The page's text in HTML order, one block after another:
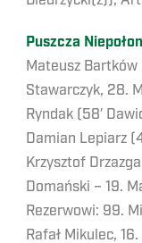
Puszcza
Mateusz Bartków
Stawarczyk, 28.
Ryndak (58′
Damian Lepiarz
Krzysztof
Domański – 19.
Rezerwowi: 99.
Rafał Mikulec,